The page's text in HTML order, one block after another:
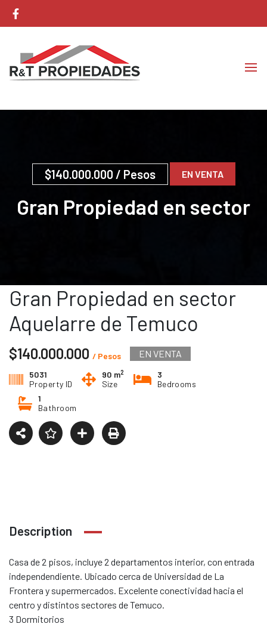
$140.000.000 / Pesos EN VENTA
Gran Propiedad en sector
Gran Propiedad en sector
Aquelarre de Temuco
$140.000.000 / Pesos EN VENTA
5031
Property ID
90 m2
Size
3
Bedrooms
1
Bathroom
Description
Casa de 2 pisos, incluye 2 departamentos interior, con entrada
independendiente. Ubicado cerca de Universidad de La
Frontera y supermercados. Excelente conectividad hacia el
centro y distintos sectores de Temuco.
3 Dormitorios